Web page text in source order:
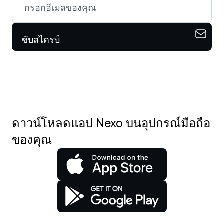
ซับสไครบ์
ดาวน์โหลดแอป Nexo บนอุปกรณ์มือถือ
ของคุณ